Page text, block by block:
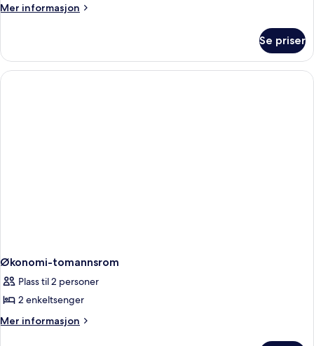
Mer informasjon
Mer
(1)
Se priser
Økonomi-tomannsrom
Plass til 2 personer
2 enkeltsenger
Mer informasjon
Mer